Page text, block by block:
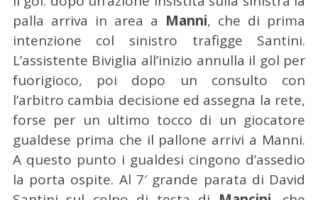
palla arriva in area a Manni, che di prima
intenzione col sinistro trafigge Santini.
L’assistente Biviglia all’inizio annulla il gol per
fuorigioco, poi dopo un consulto con
l’arbitro cambia decisione ed assegna la rete,
forse per un ultimo tocco di un giocatore
gualdese prima che il pallone arrivi a Manni.
A questo punto i gualdesi cingono d’assedio
la porta ospite. Al 7′ grande parata di David